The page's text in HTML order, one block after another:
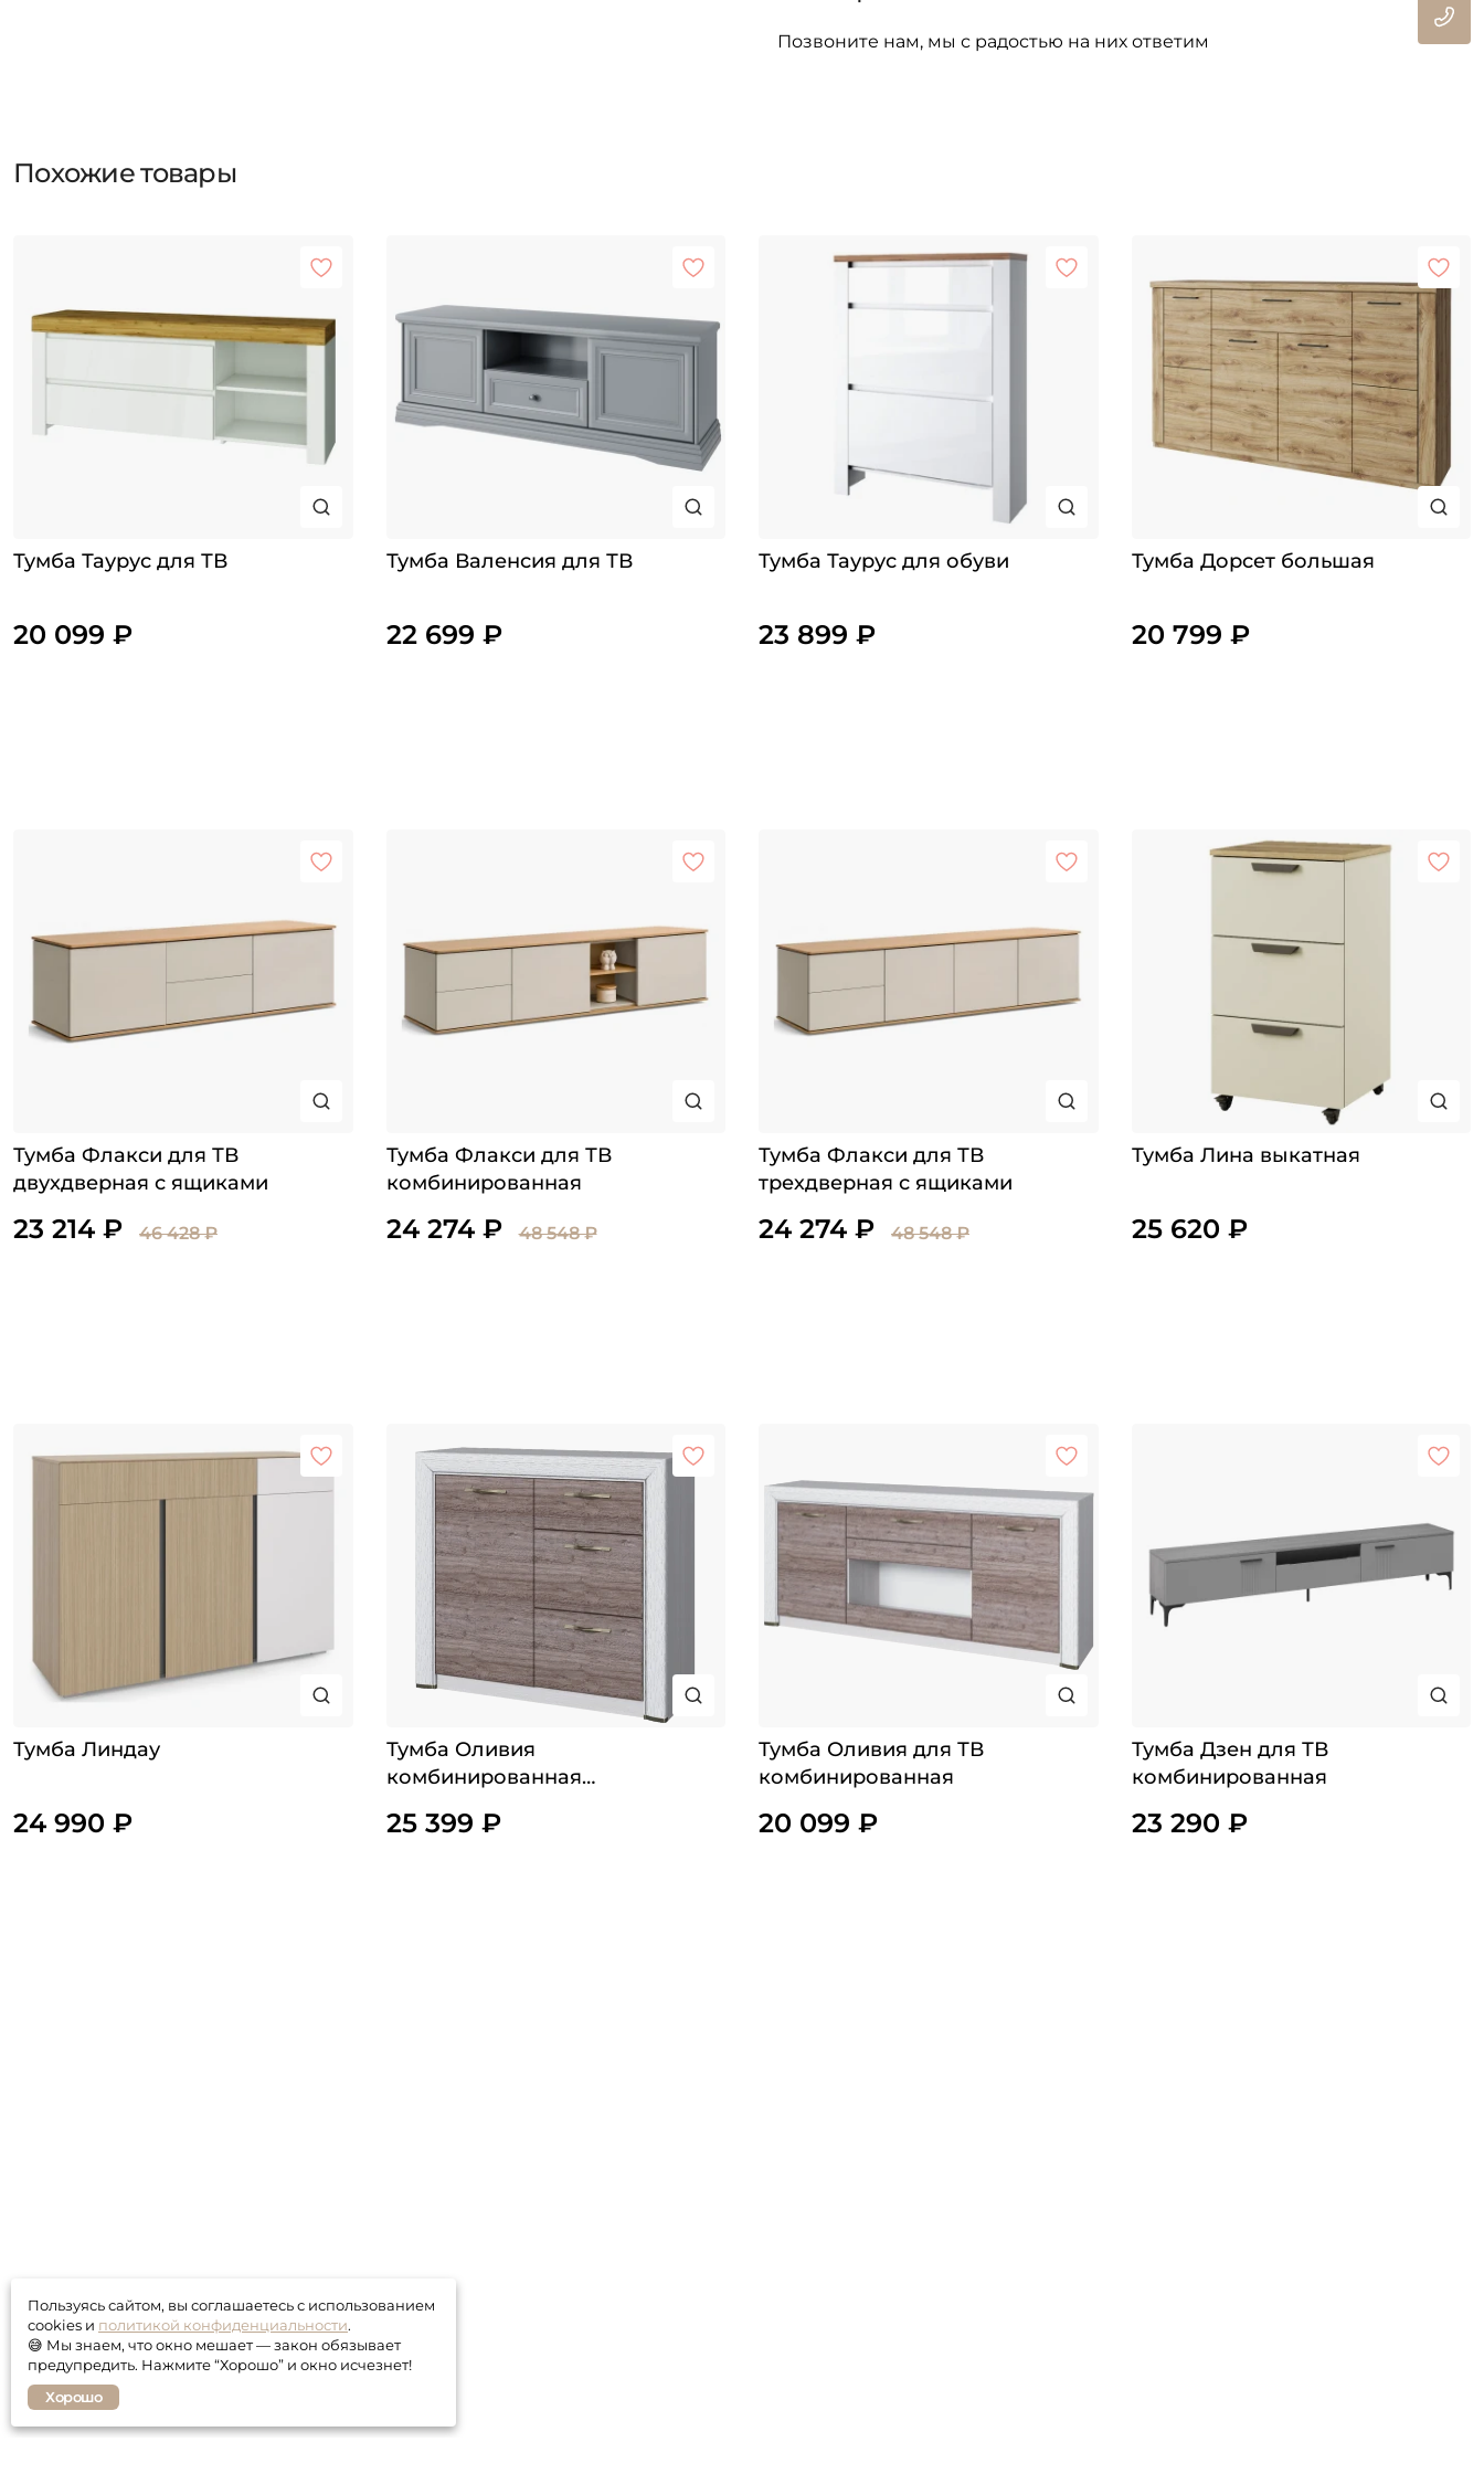
Позвоните нам, мы с радостью на них ответим
Похожие товары
Тумба Таурус для ТВ
20 099 ₽
Тумба Валенсия для ТВ
22 699 ₽
Тумба Таурус для обуви
23 899 ₽
Тумба Дорсет большая
20 799 ₽
Тумба Флакси для ТВ
двухдверная с ящиками
23 214 ₽ 46 428 ₽
Тумба Флакси для ТВ
комбинированная
24 274 ₽ 48 548 ₽
Тумба Флакси для ТВ
трехдверная с ящиками
24 274 ₽ 48 548 ₽
Тумба Лина выкатная
25 620 ₽
Тумба Линдау
24 990 ₽
Тумба Оливия
комбинированная
25 399 ₽
Тумба Оливия для ТВ
комбинированная
20 099 ₽
Тумба Дзен для ТВ
комбинированная
23 290 ₽
Пользуясь сайтом, вы соглашаетесь с использованием
cookies и политикой конфиденциальности.
😅 Мы знаем, что окно мешает — закон обязывает
предупредить. Нажмите “Хорошо” и окно исчезнет!
Хорошо